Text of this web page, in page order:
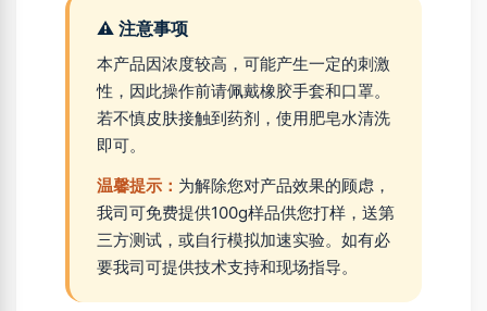
⚠️ 注意事项
本产品因浓度较高，可能产生一定的刺激
性，因此操作前请佩戴橡胶手套和口罩。
若不慎皮肤接触到药剂，使用肥皂水清洗
即可。
温馨提示： 为解除您对产品效果的顾虑，
我司可免费提供100g样品供您打样，送第
三方测试，或自行模拟加速实验。如有必
要我司可提供技术支持和现场指导。